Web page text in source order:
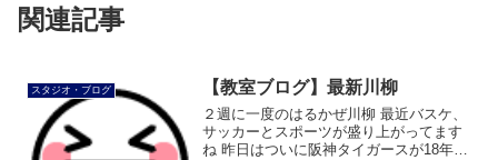
関連記事
スタジオ・ブログ 【教室ブログ】最新川柳
２週に一度のはるかぜ川柳 最近バスケ、
サッカーとスポーツが盛り上がってます
ね 昨日はついに阪神タイガースが18年ぶ